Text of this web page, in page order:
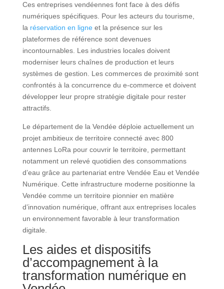
Ces entreprises vendéennes font face à des défis
numériques spécifiques. Pour les acteurs du tourisme,
la réservation en ligneet la présence sur les
plateformes de référence sont devenues
incontournables. Les industries locales doivent
moderniser leurs chaînes de production et leurs
systèmes de gestion. Les commerces de proximité sont
confrontés à la concurrence du e-commerce et doivent
développer leur propre stratégie digitale pour rester
attractifs.
Le département de la Vendée déploie actuellement un
projet ambitieux de territoire connecté avec 800
antennes LoRa pour couvrir le territoire, permettant
notamment un relevé quotidien des consommations
d’eau grâce au partenariat entre Vendée Eau et Vendée
Numérique. Cette infrastructure moderne positionne la
Vendée comme un territoire pionnier en matière
d’innovation numérique, offrant aux entreprises locales
un environnement favorable à leur transformation
digitale.
Les aides et dispositifs
d’accompagnement à la
transformation numérique en